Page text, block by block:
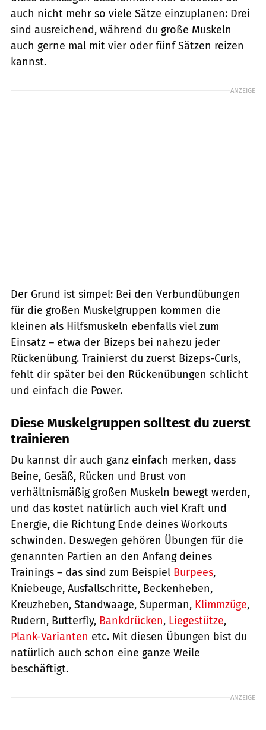
auch nicht mehr so viele Sätze einzuplanen: Drei
sind ausreichend, während du große Muskeln
auch gerne mal mit vier oder fünf Sätzen reizen
kannst.
ANZEIGE
Der Grund ist simpel: Bei den Verbundübungen
für die großen Muskelgruppen kommen die
kleinen als Hilfsmuskeln ebenfalls viel zum
Einsatz – etwa der Bizeps bei nahezu jeder
Rückenübung. Trainierst du zuerst Bizeps-Curls,
fehlt dir später bei den Rückenübungen schlicht
und einfach die Power.
Diese Muskelgruppen solltest du zuerst
trainieren
Du kannst dir auch ganz einfach merken, dass
Beine, Gesäß, Rücken und Brust von
verhältnismäßig großen Muskeln bewegt werden,
und das kostet natürlich auch viel Kraft und
Energie, die Richtung Ende deines Workouts
schwinden. Deswegen gehören Übungen für die
genannten Partien an den Anfang deines
Trainings – das sind zum Beispiel Burpees,
Kniebeuge, Ausfallschritte, Beckenheben,
Kreuzheben, Standwaage, Superman, Klimmzüge,
Rudern, Butterfly, Bankdrücken, Liegestütze,
Plank-Varianten etc. Mit diesen Übungen bist du
natürlich auch schon eine ganze Weile
beschäftigt.
ANZEIGE